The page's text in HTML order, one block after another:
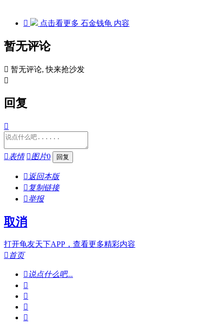
 点击看更多 石金钱龟 内容
暂无评论
 暂无评论, 快来抢沙发

回复

表情 图片0
 返回本版
 复制链接
举报
取消
打开龟友天下APP，查看更多精彩内容
 首页
说点什么吧...



